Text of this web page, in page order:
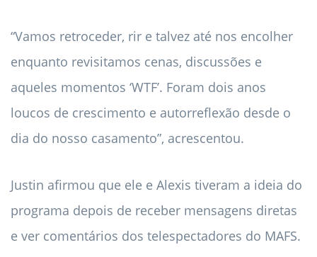
“Vamos retroceder, rir e talvez até nos encolher
enquanto revisitamos cenas, discussões e
aqueles momentos ‘WTF’. Foram dois anos
loucos de crescimento e autorreflexão desde o
dia do nosso casamento”, acrescentou.
Justin afirmou que ele e Alexis tiveram a ideia do
programa depois de receber mensagens diretas
e ver comentários dos telespectadores do MAFS.